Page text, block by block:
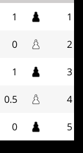
1
1
2
0
3
1
4
0.5
5
0